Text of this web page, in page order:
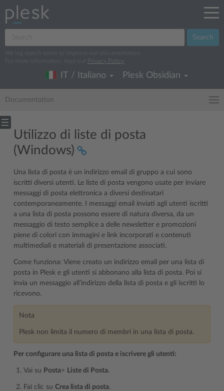
Search
We log search terms to improve our documentation.
For more information, read our
Privacy Policy
IT / Italiano Plesk Obsidian
Documentation
Utilizzo di liste di posta
(Windows)
Una lista di posta è un indirizzo email di gruppo a cui sono
iscritti diversi utenti. Le liste di posta vengono usate per inviare
messaggi di posta elettronica a diversi destinatari
contemporaneamente. I messaggi email inviati agli utenti iscritti
a una lista di posta possono essere di natura diversa, da un
messaggio di testo semplice a delle newsletter e promozioni
piene di colori con immagini e link incorporati e contenuti
multimediali e materiali di presentazione associati.
Come funziona: Viene creato un indirizzo email per una lista di
posta in Plesk e gli utenti si abbonano alla lista di posta. Poi si
invia un messaggio all’indirizzo della lista di posta e gli iscritti lo
ricevono.
Nota
Plesk non limita il numero di membri in una lista di posta.
Per configurare una lista di posta e iscrivere gli utenti:
Vai su Posta> Liste di Posta.
Fai clic su Crea lista di posta.